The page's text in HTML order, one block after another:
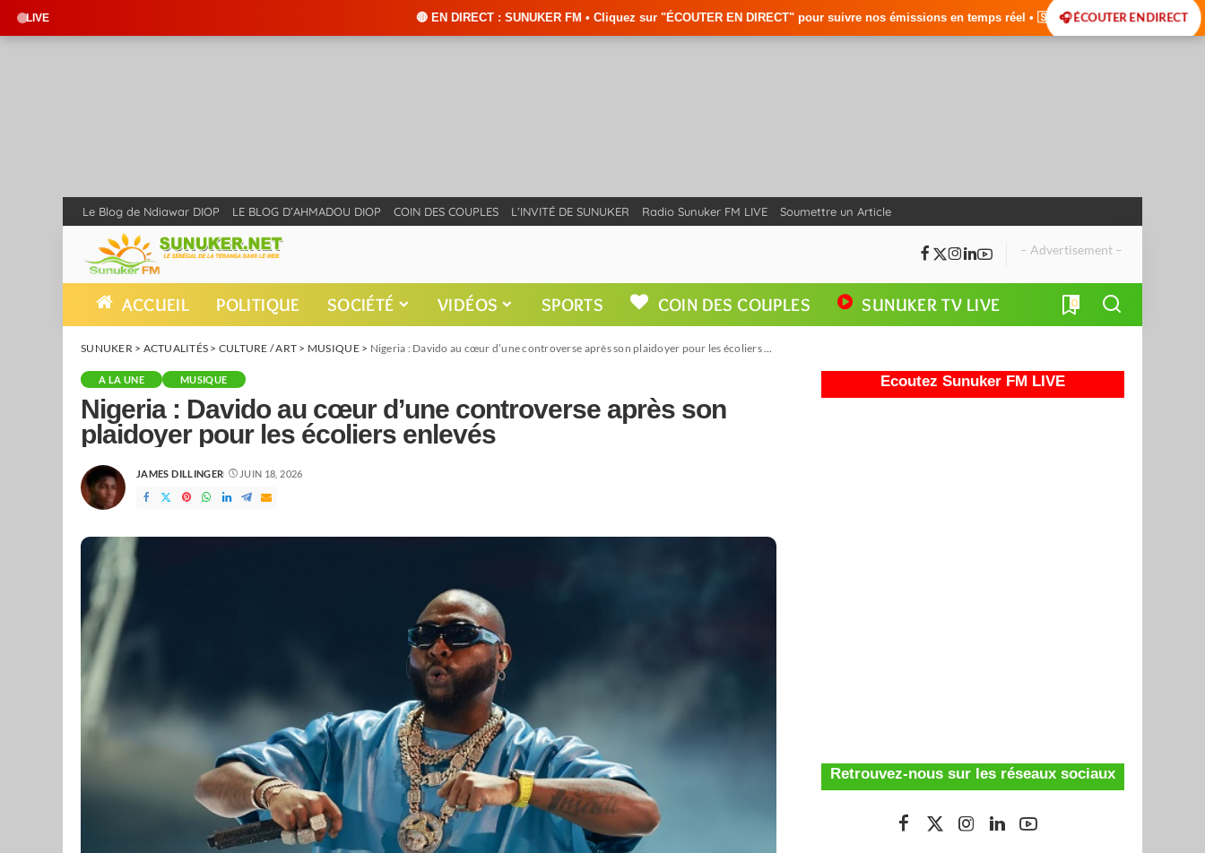
LIVE 🔴 EN DIRECT : SUNUKER FM • Cliquez sur "ÉCOUTER EN DIRECT" pour suivre nos émissions en temps réel • 🇸🇳 Actualités du Sénégal • 🌍 Actualités
🎧 ÉCOUTER EN DIRECT
Le Blog de Ndiawar DIOP LE BLOG D’AHMADOU DIOP COIN DES COUPLES L’INVITÉ DE SUNUKER Radio Sunuker FM LIVE Soumettre un Article
– Advertisement –
ACCUEIL POLITIQUE SOCIÉTÉ VIDÉOS SPORTS COIN DES COUPLES SUNUKER TV LIVE 0
SUNUKER> ACTUALITÉS > CULTURE / ART > MUSIQUE> Nigeria : Davido au cœur d’une controverse après son plaidoyer pour les écoliers enlevés
A LA UNE MUSIQUE
Nigeria : Davido au cœur d’une controverse après son
plaidoyer pour les écoliers enlevés
POSTED
BY
JAMES DILLINGER JUIN 18, 2026
Ecoutez Sunuker FM LIVE
Retrouvez-nous sur les réseaux sociaux